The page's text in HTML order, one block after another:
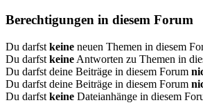
Berechtigungen in diesem Forum
Du darfst keine neuen Themen in diesem
Du darfst keine Antworten zu Themen in
Du darfst deine Beiträge in diesem Forum
Du darfst deine Beiträge in diesem Forum
Du darfst keine Dateianhänge in diesem